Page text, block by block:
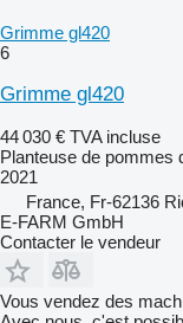
Grimme gl420
6
Grimme gl420
44 030 € TVA incluse
Planteuse de pommes
2021
France, Fr-62136
E-FARM GmbH
Contacter le vendeur
Vous vendez des